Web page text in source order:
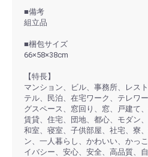
■備考
組立品
■梱包サイズ
66×58×38cm
【特長】
マンション、ビル、事務所、レス
テル、民泊、在宅ワーク、テレワ
グスペース、窓回り、窓、戸建て
賃貸、住宅、団地、都心、モダン
和室、寝室、子供部屋、社宅、寮
ン、一人暮らし、かわいい、かっ
イバシー、安心、安全、高品質、